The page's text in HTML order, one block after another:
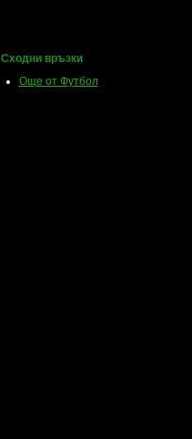
Сходни връзки
Още от Футбол